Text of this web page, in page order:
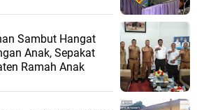
Sambut Hangat
Anak, Sepakat
Ramah Anak